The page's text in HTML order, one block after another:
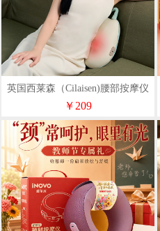
英国西莱森（Cilaisen)腰部按摩仪
CP-MW8
￥209